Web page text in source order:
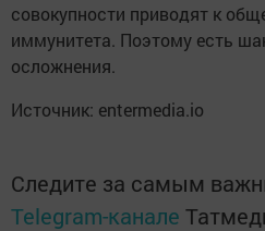
совокупности приводят к
иммунитета. Поэтому есть
осложнения.
Источник: entermedia.io
Следите за самым
Telegram-канале